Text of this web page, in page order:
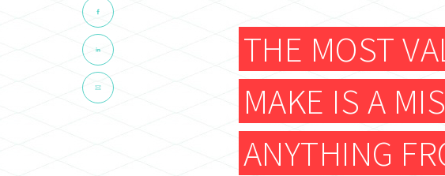
THE MOST
MAKE IS A
ANYTHING